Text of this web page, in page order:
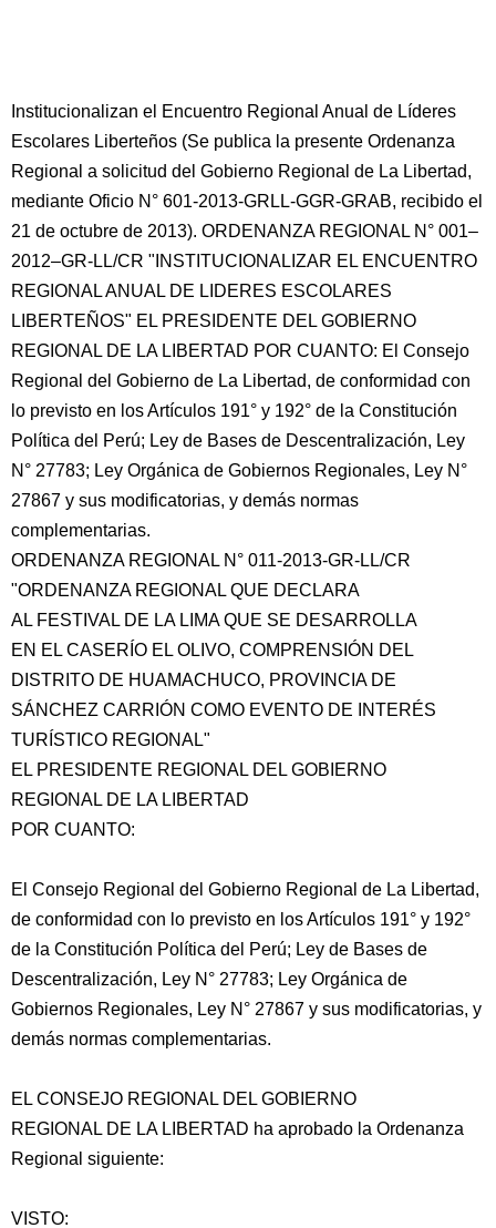
Institucionalizan el Encuentro Regional Anual de Líderes
Escolares Liberteños (Se publica la presente Ordenanza
Regional a solicitud del Gobierno Regional de La Libertad,
mediante Oficio N° 601-2013-GRLL-GGR-GRAB, recibido el
21 de octubre de 2013). ORDENANZA REGIONAL N° 001–
2012–GR-LL/CR "INSTITUCIONALIZAR EL ENCUENTRO
REGIONAL ANUAL DE LIDERES ESCOLARES
LIBERTEÑOS" EL PRESIDENTE DEL GOBIERNO
REGIONAL DE LA LIBERTAD POR CUANTO: El Consejo
Regional del Gobierno de La Libertad, de conformidad con
lo previsto en los Artículos 191° y 192° de la Constitución
Política del Perú; Ley de Bases de Descentralización, Ley
N° 27783; Ley Orgánica de Gobiernos Regionales, Ley N°
27867 y sus modificatorias, y demás normas
complementarias.
ORDENANZA REGIONAL N° 011-2013-GR-LL/CR
"ORDENANZA REGIONAL QUE DECLARA
AL FESTIVAL DE LA LIMA QUE SE DESARROLLA
EN EL CASERÍO EL OLIVO, COMPRENSIÓN DEL
DISTRITO DE HUAMACHUCO, PROVINCIA DE
SÁNCHEZ CARRIÓN COMO EVENTO DE INTERÉS
TURÍSTICO REGIONAL"
EL PRESIDENTE REGIONAL DEL GOBIERNO
REGIONAL DE LA LIBERTAD
POR CUANTO:
El Consejo Regional del Gobierno Regional de La Libertad,
de conformidad con lo previsto en los Artículos 191° y 192°
de la Constitución Política del Perú; Ley de Bases de
Descentralización, Ley N° 27783; Ley Orgánica de
Gobiernos Regionales, Ley N° 27867 y sus modificatorias, y
demás normas complementarias.
EL CONSEJO REGIONAL DEL GOBIERNO
REGIONAL DE LA LIBERTAD ha aprobado la Ordenanza
Regional siguiente:
VISTO: